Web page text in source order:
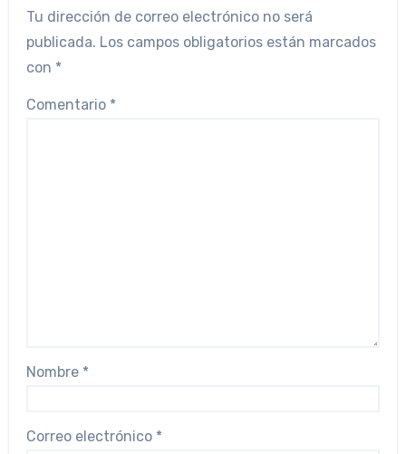
Tu dirección de correo electrónico no será
publicada. Los campos obligatorios están marcados
con *
Comentario *
Nombre *
Correo electrónico *